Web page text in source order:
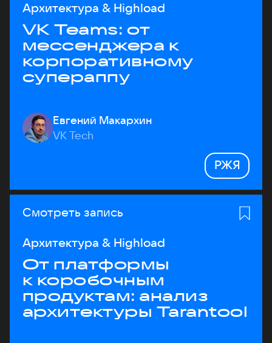
Архитектура & Highload
VK Teams: от
мессенджера к
корпоративному
супераппу
Евгений Макархин
VK Tech
РЖЯ
Смотреть запись
Архитектура & Highload
От платформы
к коробочным
продуктам: анализ
архитектуры Tarantool